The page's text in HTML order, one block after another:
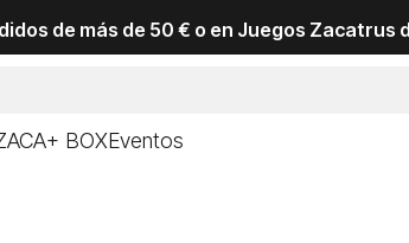
de más de 50 € o en Juegos Zacatrus
BOXEventos